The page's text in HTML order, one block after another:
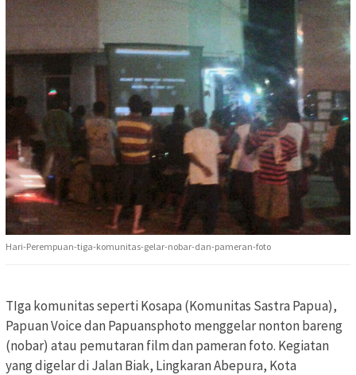
Hari-Perempuan-tiga-komunitas-gelar-nobar-dan-pameran-foto
TIga komunitas seperti Kosapa (Komunitas Sastra Papua),
Papuan Voice dan Papuansphoto menggelar nonton bareng
(nobar) atau pemutaran film dan pameran foto. Kegiatan
yang digelar di Jalan Biak, Lingkaran Abepura, Kota